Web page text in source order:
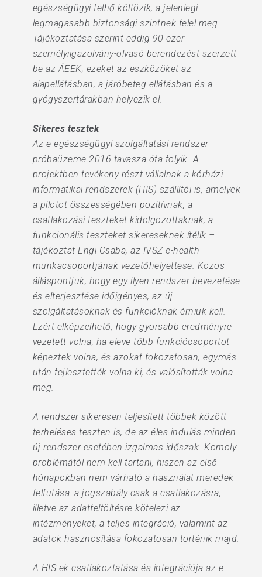
egészségügyi felhő költözik, a jelenlegi
legmagasabb biztonsági szintnek felel meg.
Tájékoztatása szerint eddig 90 ezer
személyiigazolvány-olvasó berendezést szerzett
be az ÁEEK; ezeket az eszközöket az
alapellátásban, a járóbeteg-ellátásban és a
gyógyszertárakban helyezik el.
Sikeres tesztek
Az e-egészségügyi szolgáltatási rendszer
próbaüzeme 2016 tavasza óta folyik. A
projektben tevékeny részt vállalnak a kórházi
informatikai rendszerek (HIS) szállítói is, amelyek
a pilotot összességében pozitívnak, a
csatlakozási teszteket kidolgozottaknak, a
funkcionális teszteket sikereseknek ítélik –
tájékoztat Engi Csaba, az IVSZ e-health
munkacsoportjának vezetőhelyettese. Közös
álláspontjuk, hogy egy ilyen rendszer bevezetése
és elterjesztése időigényes, az új
szolgáltatásoknak és funkcióknak érniük kell.
Ezért elképzelhető, hogy gyorsabb eredményre
vezetett volna, ha eleve több funkciócsoportot
képeztek volna, és azokat fokozatosan, egymás
után fejlesztették volna ki, és valósították volna
meg.
A rendszer sikeresen teljesített többek között
terheléses teszten is, de az éles indulás minden
új rendszer esetében izgalmas időszak. Komoly
problémától nem kell tartani, hiszen az első
hónapokban nem várható a használat meredek
felfutása: a jogszabály csak a csatlakozásra,
illetve az adatfeltöltésre kötelezi az
intézményeket, a teljes integráció, valamint az
adatok hasznosítása fokozatosan történik majd.
A HIS-ek csatlakoztatása és integrációja az e-